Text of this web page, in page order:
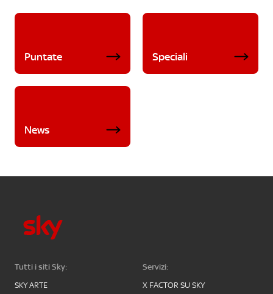
Puntate Speciali
News
Tutti i siti Sky:
SKY ARTE
Servizi:
X FACTOR SU SKY